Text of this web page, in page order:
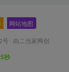
网站地图
号 · 由二当家网创
秒